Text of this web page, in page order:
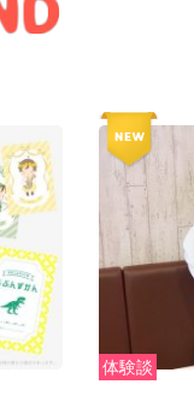
体験談